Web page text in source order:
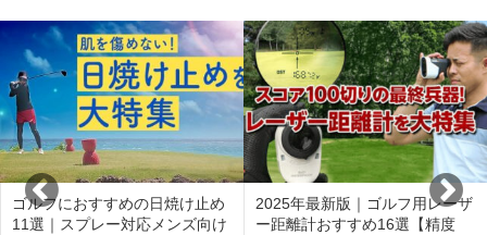
ゴルフにおすすめの日焼け止め
11選｜スプレー対応メンズ向け
2025年最新版｜ゴルフ用レーザ
ー距離計おすすめ16選【精度